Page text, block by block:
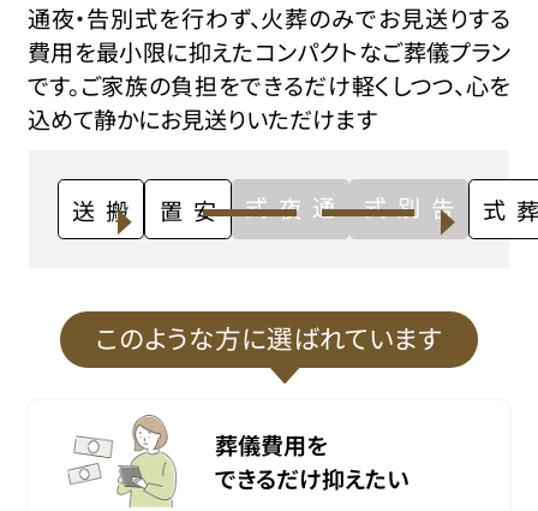
通夜・告別式を行わず、火葬のみでお見送りする
費用を最小限に抑えたコンパクトなご葬儀プラン
です。ご家族の負担をできるだけ軽くしつつ、心を
込めて静かにお見送りいただけます
搬送 安置 通夜式 告別式 火葬式
このような方に選ばれています
葬儀費用を
できるだけ抑えたい